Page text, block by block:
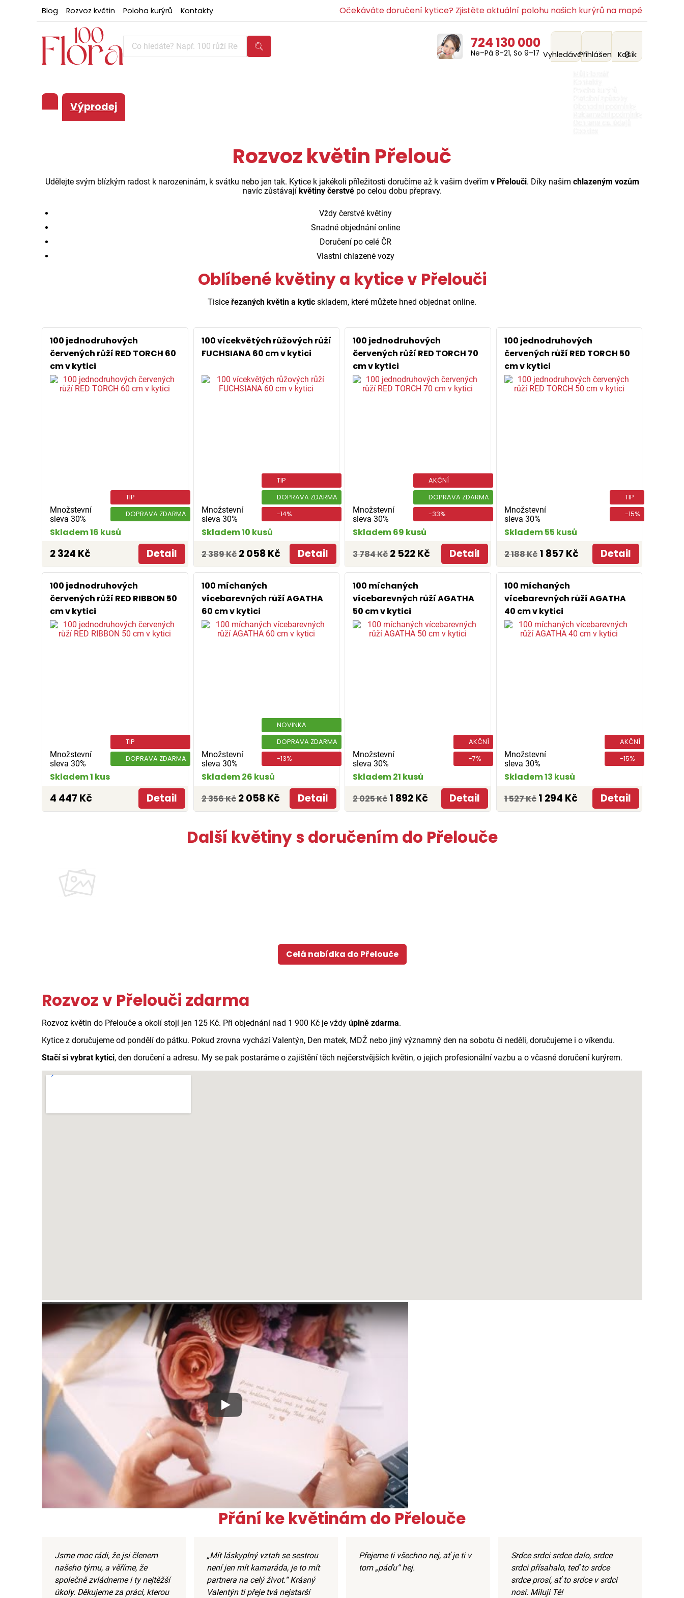
Blog Rozvoz květin Poloha kurýrů Kontakty Očekáváte doručení kytice? Zjistěte aktuální polohu našich kurýrů na mapě
724 130 000
Ne–Pá 8–21, So 9–17 VyhledáváníPřihlášení 0
Košík
Výprodej
Rozvoz květin Přelouč
Udělejte svým blízkým radost k narozeninám, k svátku nebo jen tak. Kytice k jakékoli příležitosti doručíme až k vašim dveřím v Přelouči. Díky našim chlazeným vozům
navíc zůstávají květiny čerstvépo celou dobu přepravy.
Vždy čerstvé květiny
Snadné objednání online
Doručení po celé ČR
Vlastní chlazené vozy
Oblíbené květiny a kytice v Přelouči
Tisice řezaných květin a kytic skladem, které můžete hned objednat online.
100 jednodruhových
červených růží RED TORCH 60
cm v kytici
Množstevní
sleva 30%
TIP
DOPRAVA ZDARMA
Skladem 16 kusů
2 324 Kč Detail
100 vícekvětých růžových růží
FUCHSIANA 60 cm v kytici
Množstevní
sleva 30%
TIP
DOPRAVA ZDARMA
-14%
Skladem 10 kusů
2 389 Kč 2 058 Kč Detail
100 jednodruhových
červených růží RED TORCH 70
cm v kytici
Množstevní
sleva 30%
AKČNÍ
DOPRAVA ZDARMA
-33%
Skladem 69 kusů
3 784 Kč 2 522 Kč Detail
100 jednodruhových
červených růží RED TORCH 50
cm v kytici
Množstevní
sleva 30%
TIP
-15%
Skladem 55 kusů
2 188 Kč 1 857 Kč Detail
100 jednodruhových
červených růží RED RIBBON 50
cm v kytici
Množstevní
sleva 30%
TIP
DOPRAVA ZDARMA
Skladem 1 kus
4 447 Kč Detail
100 míchaných
vícebarevných růží AGATHA
60 cm v kytici
Množstevní
sleva 30%
NOVINKA
DOPRAVA ZDARMA
-13%
Skladem 26 kusů
2 356 Kč 2 058 Kč Detail
100 míchaných
vícebarevných růží AGATHA
50 cm v kytici
Množstevní
sleva 30%
AKČNÍ
-7%
Skladem 21 kusů
2 025 Kč 1 892 Kč Detail
100 míchaných
vícebarevných růží AGATHA
40 cm v kytici
Množstevní
sleva 30%
AKČNÍ
-15%
Skladem 13 kusů
1 527 Kč 1 294 Kč Detail
Další květiny s doručením do Přelouče
Celá nabídka do Přelouče
Rozvoz v Přelouči zdarma
Rozvoz květin do Přelouče a okolí stojí jen 125 Kč. Při objednání nad 1 900 Kč je vždy úplně zdarma.
Kytice z doručujeme od pondělí do pátku. Pokud zrovna vychází Valentýn, Den matek, MDŽ nebo jiný významný den na sobotu či neděli, doručujeme i o víkendu.
Stačí si vybrat kytici, den doručení a adresu. My se pak postaráme o zajištění těch nejčerstvějších květin, o jejich profesionální vazbu a o včasné doručení kurýrem.
Xxx
Přání ke květinám do Přelouče
Jsme moc rádi, že jsi členem
našeho týmu, a věříme, že
společně zvládneme i ty nejtěžší
úkoly. Děkujeme za práci, kterou
„Mít láskyplný vztah se sestrou
není jen mít kamaráda, je to mít
partnera na celý život.“ Krásný
Valentýn ti přeje tvá nejstarší
Přejeme ti všechno nej, ať je ti v
tom „páďu“ hej.
Srdce srdci srdce dalo, srdce
srdci přísahalo, teď to srdce
srdce prosí, ať to srdce v srdci
nosí. Miluji Tě!